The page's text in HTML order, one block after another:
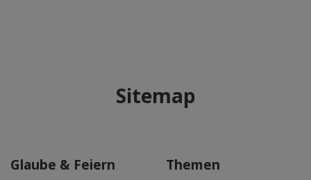
Sitemap
Glaube & Feiern Themen